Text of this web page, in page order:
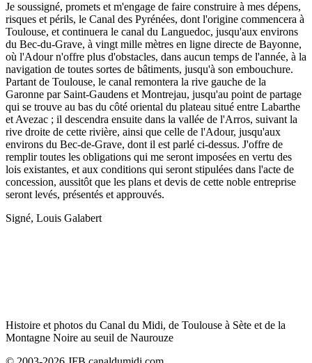
Je soussigné, promets et m'engage de faire construire à mes dépens,
risques et périls, le Canal des Pyrénées, dont l'origine commencera à
Toulouse, et continuera le canal du Languedoc, jusqu'aux environs
du Bec-du-Grave, à vingt mille mètres en ligne directe de Bayonne,
où l'Adour n'offre plus d'obstacles, dans aucun temps de l'année, à la
navigation de toutes sortes de bâtiments, jusqu'à son embouchure.
Partant de Toulouse, le canal remontera la rive gauche de la
Garonne par Saint-Gaudens et Montrejau, jusqu'au point de partage
qui se trouve au bas du côté oriental du plateau situé entre Labarthe
et Avezac ; il descendra ensuite dans la vallée de l'Arros, suivant la
rive droite de cette rivière, ainsi que celle de l'Adour, jusqu'aux
environs du Bec-de-Grave, dont il est parlé ci-dessus. J'offre de
remplir toutes les obligations qui me seront imposées en vertu des
lois existantes, et aux conditions qui seront stipulées dans l'acte de
concession, aussitôt que les plans et devis de cette noble entreprise
seront levés, présentés et approuvés.
Signé, Louis Galabert
Histoire et photos du Canal du Midi, de Toulouse à Sète et de la
Montagne Noire au seuil de Naurouze